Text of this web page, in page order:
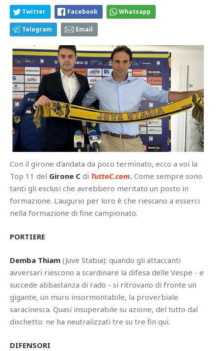
Twitter Facebook Whatsapp
Telegram Email
Con il girone d'andata da poco terminato, ecco a voi la
Top 11 del Girone C di TuttoC.com. Come sempre sono
tanti gli esclusi che avrebbero meritato un posto in
formazione. L'augurio per loro è che riescano a esserci
nella formazione di fine campionato.
PORTIERE
Demba Thiam (Juve Stabia): quando gli attaccanti
avversari riescono a scardinare la difesa delle Vespe - e
succede abbastanza di rado - si ritrovano di fronte un
gigante, un muro insormontabile, la proverbiale
saracinesca. Quasi insuperabile su azione, del tutto dal
dischetto: ne ha neutralizzati tre su tre fin qui.
DIFENSORI